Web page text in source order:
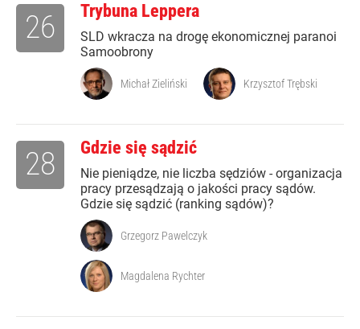
Trybuna Leppera
SLD wkracza na drogę ekonomicznej paranoi
Samoobrony
26
Michał Zieliński Krzysztof Trębski
Gdzie się sądzić
Nie pieniądze, nie liczba sędziów - organizacja
pracy przesądzają o jakości pracy sądów.
Gdzie się sądzić (ranking sądów)?
28
Grzegorz Pawelczyk
Magdalena Rychter